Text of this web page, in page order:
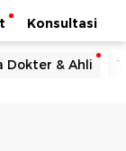
Konsultasi
Dokter & Ahli